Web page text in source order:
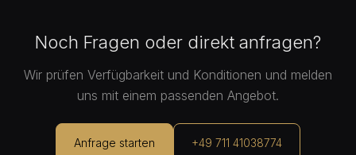
Noch Fragen oder direkt anfragen?
Wir prüfen Verfügbarkeit und Konditionen und melden
uns mit einem passenden Angebot.
Anfrage starten +49 711 41038774